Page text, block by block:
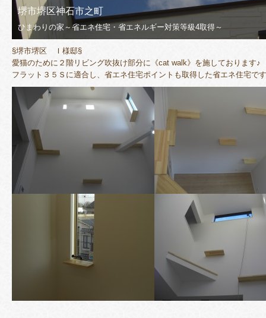
堺市堺区神石市之町
ひまわりの家～省エネ住宅・省エネルギー対策等級4取得～
§堺市堺区 Ｉ様邸§
愛猫のために２階リビング吹抜け部分に《cat walk》を施しております♪
フラット３５Ｓに適合し、省エネ住宅ポイントも取得した省エネ住宅で